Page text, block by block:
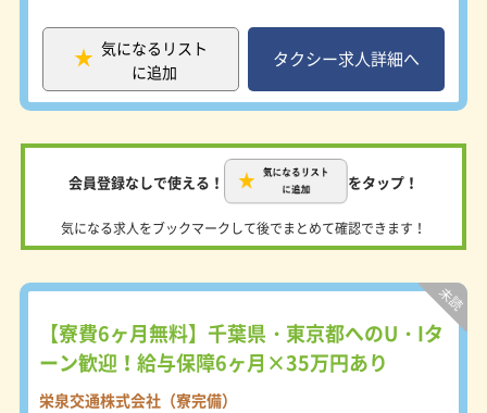
フ・ボウリング・フットサル) ◆キャ
リアパス制度あり 【幹部候補として
のキャリア例】 ▼乗務員としてキャ
リアスタート ▼3年程勤務後、安全衛
員へ ▼新人の育成を担当 ※運行管理
者として、ドライバーをマネジメント
していくキャリアも用意しています。
また「独立したい」という方も積極的
に応援していきます。
気になるリスト
に追加
タクシー求人詳細へ
会員登録なしで使える！ をタップ！
気になる求人をブックマークして後でまとめて確認できます！
【寮費6ヶ月無料】千葉県・東京都へのU・Iタ
ーン歓迎！給与保障6ヶ月×35万円あり
栄泉交通株式会社（寮完備）